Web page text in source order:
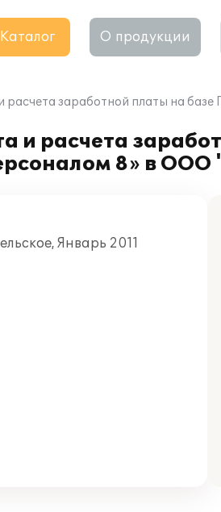
Каталог О продукции
расчета заработной платы на
и расчета
8» в
Январь 2011